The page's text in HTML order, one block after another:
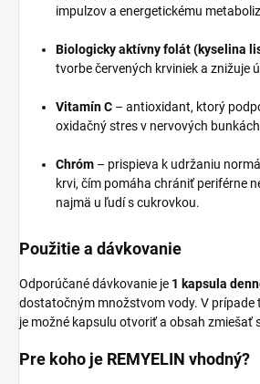
impulzov a energetickému
Biologicky aktívny folát (kyselina
tvorbe červených krviniek a znižuje
Vitamín C – antioxidant, ktorý
oxidačný stres v nervových
Chróm – prispieva k udržaniu
krvi, čím pomáha chrániť periférne
najmä u ľudí s cukrovkou.
Použitie a dávkovanie
Odporúčané dávkovanie je 1 kapsula
dostatočným množstvom vody. V prípade
je možné kapsulu otvoriť a obsah zmiešať
Pre koho je REMYELIN vhodný?